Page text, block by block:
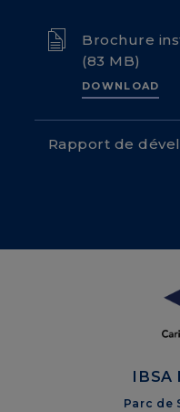
Brochure
(83 MB)
DOWNLOAD
Rapport de
IBSA
Parc de